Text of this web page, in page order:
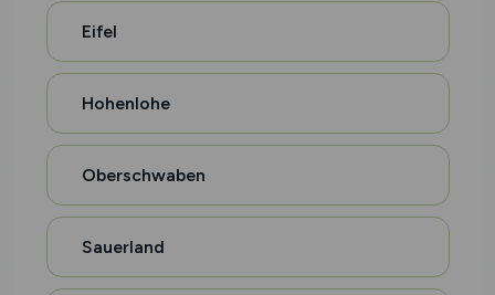
Eifel
Hohenlohe
Oberschwaben
Sauerland